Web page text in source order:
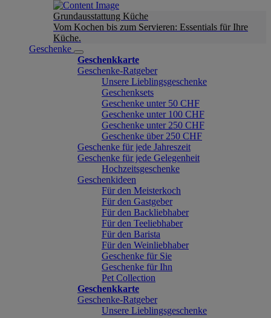
Grundausstattung Küche
Vom Kochen bis zum Servieren: Essentials für Ihre
Küche.
Geschenke
Geschenkkarte
Geschenke-Ratgeber
Unsere Lieblingsgeschenke
Geschenksets
Geschenke unter 50 CHF
Geschenke unter 100 CHF
Geschenke unter 250 CHF
Geschenke über 250 CHF
Geschenke für jede Jahreszeit
Geschenke für jede Gelegenheit
Hochzeitsgeschenke
Geschenkideen
Für den Meisterkoch
Für den Gastgeber
Für den Backliebhaber
Für den Teeliebhaber
Für den Barista
Für den Weinliebhaber
Geschenke für Sie
Geschenke für Ihn
Pet Collection
Geschenkkarte
Geschenke-Ratgeber
Unsere Lieblingsgeschenke